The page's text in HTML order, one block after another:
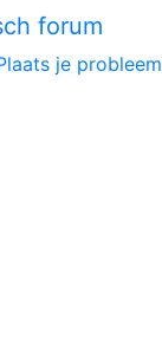
je probleem